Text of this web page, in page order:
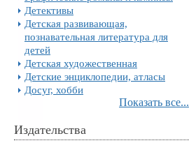
Детективы
Детская развивающая,
познавательная литература для
детей
Детская художественная
Детские энциклопедии, атласы
Досуг, хобби
Показать все...
Издательства